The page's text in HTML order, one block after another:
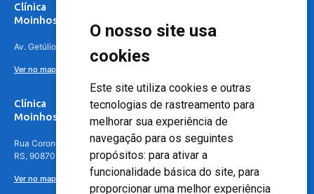
O nosso site usa
cookies
Este site utiliza cookies e outras
tecnologias de rastreamento para
melhorar sua experiência de
navegação para os seguintes
propósitos: para ativar a
funcionalidade básica do site, para
proporcionar uma melhor experiência
Clínica
Moinhos de Vento Canoas
Av. Getúlio Vargas, 4841 – Centro, Canoas – RS, 92010-010
Ver no mapa
Clínica
Moinhos de Vento - Teresópolis
Rua Coronel Aparício Borges, 250 - 3º andar - Teresópolis, Porto Alegre -
RS, 90870-016
Ver no mapa